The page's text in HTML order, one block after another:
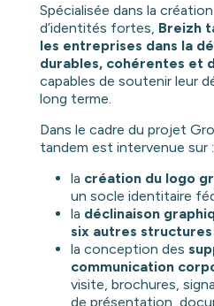
Spécialisée dans la
d’identités fortes, Breizh
les entreprises dans la
durables, cohérentes et
capables de soutenir leur
long terme.
Dans le cadre du projet
tandem est intervenue sur :
la création du logo
un socle identitaire
la déclinaison
six autres structures
la conception des
communication
visite, brochures,
de présentation,